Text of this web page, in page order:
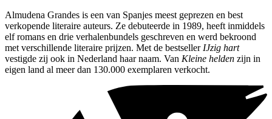
Almudena Grandes is een van Spanjes meest geprezen en best
verkopende literaire auteurs. Ze debuteerde in 1989, heeft inmiddels
elf romans en drie verhalenbundels geschreven en werd bekroond
met verschillende literaire prijzen. Met de bestseller IJzig hart
vestigde zij ook in Nederland haar naam. Van Kleine helden zijn in
eigen land al meer dan 130.000 exemplaren verkocht.